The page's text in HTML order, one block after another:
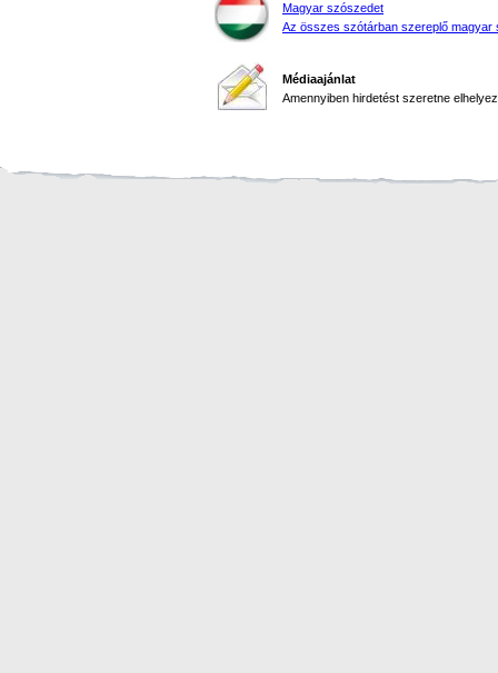
Magyar szószedet
Az összes szótárban szereplő magyar
Médiaajánlat
Amennyiben hirdetést szeretne